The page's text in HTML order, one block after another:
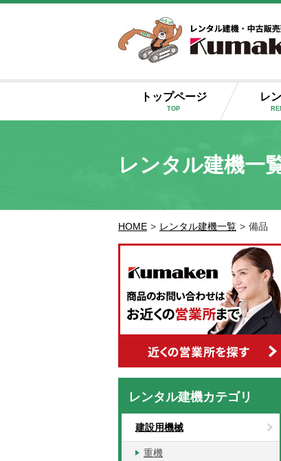
トップページ
TOP
レ
レンタル建機一
HOME > レンタル建機一覧 > 備品
レンタル建機カテゴリ
建設用機械
重機